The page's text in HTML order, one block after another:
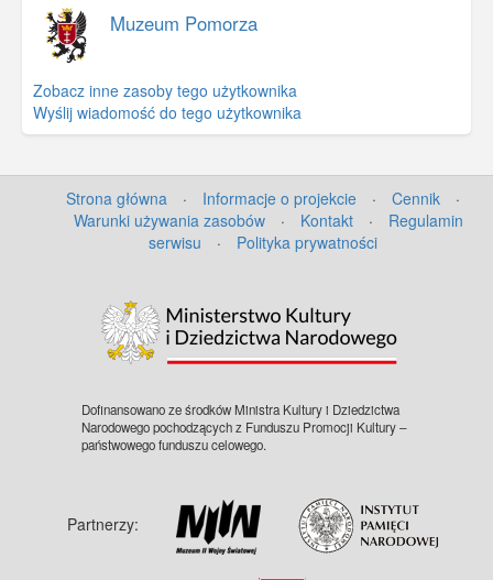
Muzeum Pomorza
Zobacz inne zasoby tego użytkownika
Wyślij wiadomość do tego użytkownika
Strona główna · Informacje o projekcie · Cennik
·
Warunki używania zasobów
· Kontakt ·
Regulamin
serwisu
· Polityka prywatności
Dofinansowano ze środków Ministra Kultury i Dziedzictwa
Narodowego pochodzących z Funduszu Promocji Kultury –
państwowego funduszu celowego.
Partnerzy: